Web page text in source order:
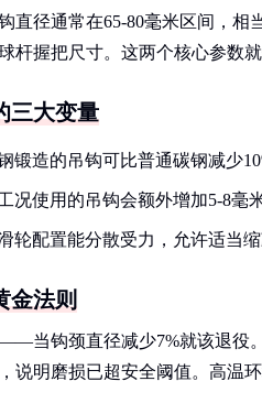
直径通常在65-80毫米区间，
杆握把尺寸。这两个核心参数
三大变量
锻造的吊钩可比普通碳钢减少
况使用的吊钩会额外增加5-8毫
轮配置能分散受力，允许适当
金法则
当钩颈直径减少7%就该退役
说明磨损已超安全阈值。高温